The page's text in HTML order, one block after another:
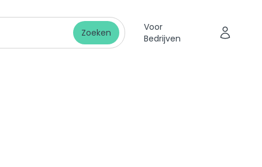
Zoeken
Voor
Bedrijven